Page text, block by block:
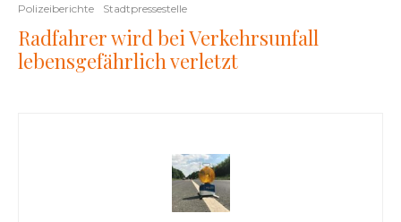
Polizeiberichte Stadtpressestelle
Radfahrer wird bei Verkehrsunfall
lebensgefährlich verletzt